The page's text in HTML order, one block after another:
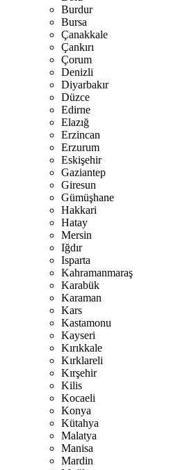
Burdur
Bursa
Çanakkale
Çankırı
Çorum
Denizli
Diyarbakır
Düzce
Edirne
Elazığ
Erzincan
Erzurum
Eskişehir
Gaziantep
Giresun
Gümüşhane
Hakkari
Hatay
Mersin
Iğdır
Isparta
Kahramanmaraş
Karabük
Karaman
Kars
Kastamonu
Kayseri
Kırıkkale
Kırklareli
Kırşehir
Kilis
Kocaeli
Konya
Kütahya
Malatya
Manisa
Mardin